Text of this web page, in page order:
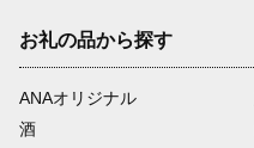
お礼の品から探す
ANAオリジナル
酒